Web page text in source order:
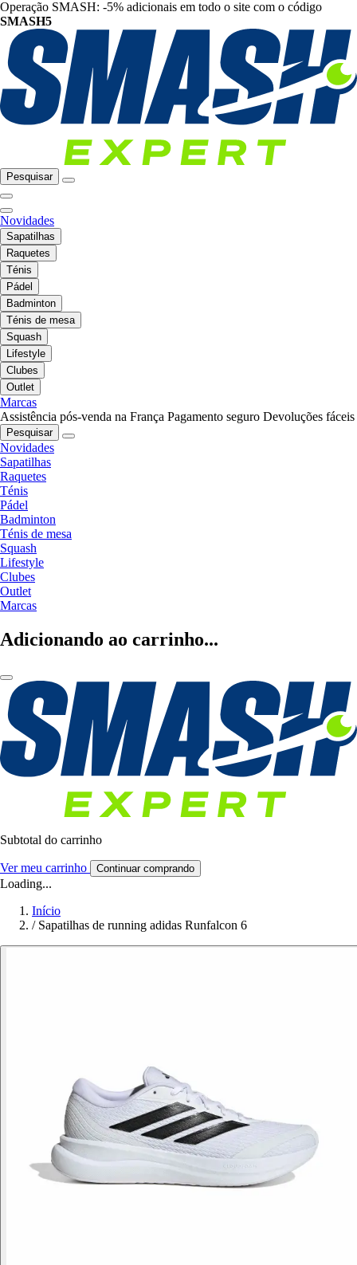
Operação SMASH: -5% adicionais em todo o site com o código
SMASH5
Pesquisar
Novidades
Sapatilhas
Raquetes
Ténis
Pádel
Badminton
Ténis de mesa
Squash
Lifestyle
Clubes
Outlet
Marcas
Assistência pós-venda na França Pagamento seguro Devoluções fáceis
Pesquisar
Novidades
Sapatilhas
Raquetes
Ténis
Pádel
Badminton
Ténis de mesa
Squash
Lifestyle
Clubes
Outlet
Marcas
Adicionando ao carrinho...
Subtotal do carrinho
Ver meu carrinho Continuar comprando
Loading...
Início
/ Sapatilhas de running adidas Runfalcon 6